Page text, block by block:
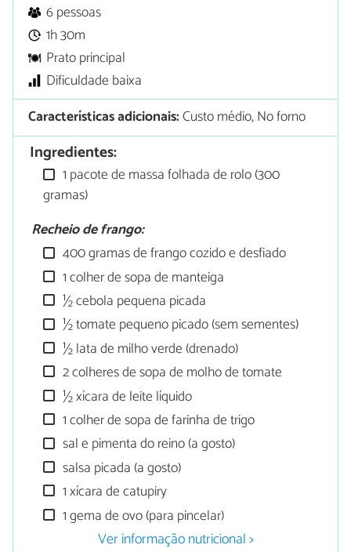
6 pessoas
1h 30m
Prato principal
Dificuldade baixa
Características adicionais:Custo médio, No forno
Ingredientes:
1 pacote de massa folhada de rolo (300
gramas)
Recheio de frango:
400 gramas de frango cozido e desfiado
1 colher de sopa de manteiga
½ cebola pequena picada
½ tomate pequeno picado (sem sementes)
½ lata de milho verde (drenado)
2 colheres de sopa de molho de tomate
½ xícara de leite líquido
1 colher de sopa de farinha de trigo
sal e pimenta do reino (a gosto)
salsa picada (a gosto)
1 xícara de catupiry
1 gema de ovo (para pincelar)
Ver informação nutricional >